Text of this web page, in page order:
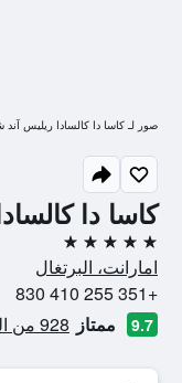
كاسا دا
5 نجوم
امارانت، البرتغال
+351 255 410 830
9.7 ممتاز 928 من التقييمات تم التحقق منها
صور لـ كاسا دا كالسادا ريليس آند